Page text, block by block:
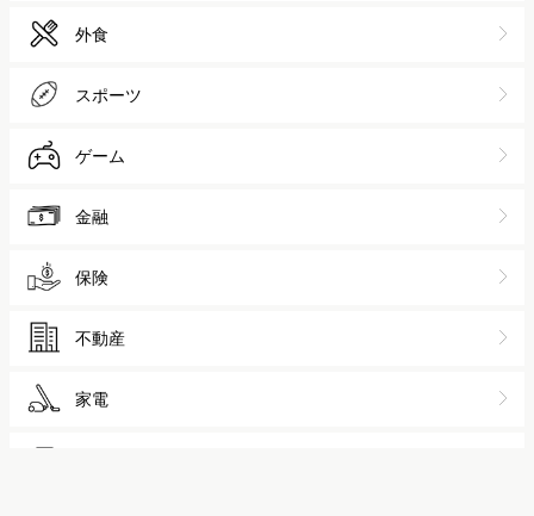
外食
スポーツ
ゲーム
金融
保険
不動産
家電